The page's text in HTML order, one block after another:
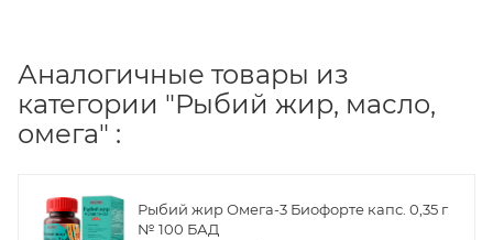
Аналогичные товары из
категории "Рыбий жир, масло,
омега" :
Рыбий жир Омега-3 Биофорте капс. 0,35 г
№ 100 БАД